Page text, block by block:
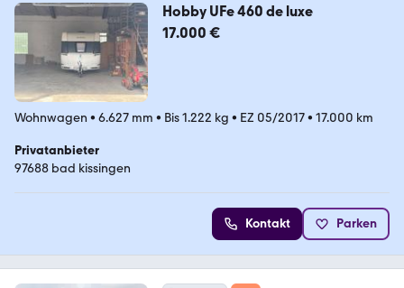
Hobby UFe 460 de luxe
17.000 €
Wohnwagen • 6.627 mm • Bis 1.222 kg • EZ 05/2017• 17.000 km
Privatanbieter
97688 bad kissingen
Kontakt Parken